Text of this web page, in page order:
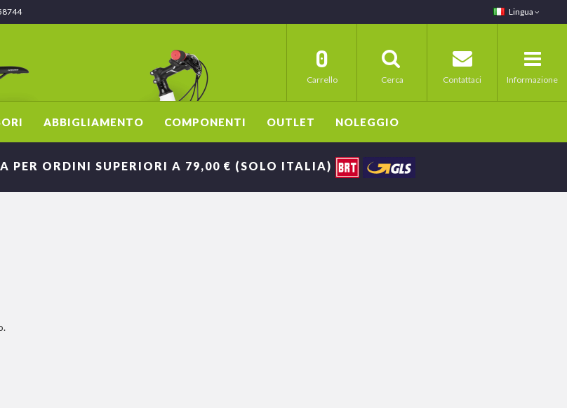
Lingua
Informazione
Contattaci
Cerca
0
Carrello
ABBIGLIAMENTO COMPONENTI OUTLET NOLEGGIO
PER ORDINI SUPERIORI A 79,00 € (SOLO ITALIA)